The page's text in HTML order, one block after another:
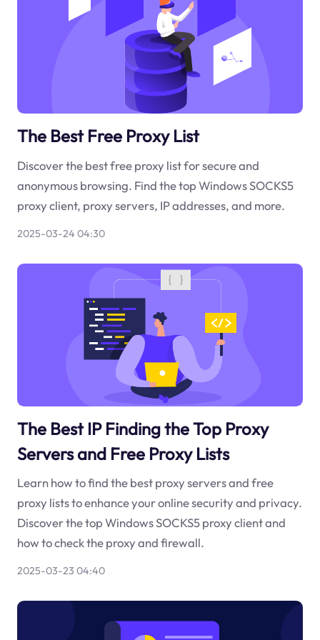
The Best Free Proxy List
Discover the best free proxy list for secure and
anonymous browsing. Find the top Windows SOCKS5
proxy client, proxy servers, IP addresses, and more.
2025-03-24 04:30
The Best IP Finding the Top Proxy
Servers and Free Proxy Lists
Learn how to find the best proxy servers and free
proxy lists to enhance your online security and privacy.
Discover the top Windows SOCKS5 proxy client and
how to check the proxy and firewall.
2025-03-23 04:40